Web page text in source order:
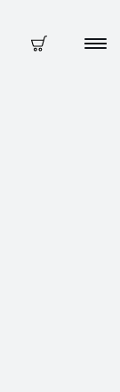
Panier